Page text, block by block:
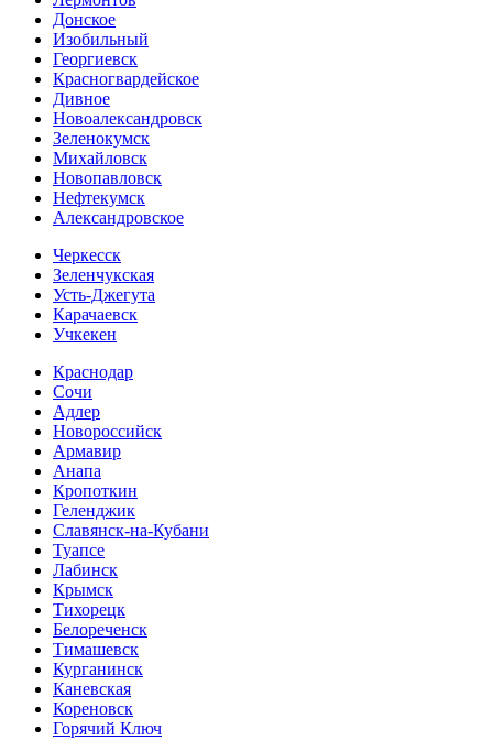
Донское
Изобильный
Георгиевск
Красногвардейское
Дивное
Новоалександровск
Зеленокумск
Михайловск
Новопавловск
Нефтекумск
Александровское
Черкесск
Зеленчукская
Усть-Джегута
Карачаевск
Учкекен
Краснодар
Сочи
Адлер
Новороссийск
Армавир
Анапа
Кропоткин
Геленджик
Славянск-на-Кубани
Туапсе
Лабинск
Крымск
Тихорецк
Белореченск
Тимашевск
Курганинск
Каневская
Кореновск
Горячий Ключ